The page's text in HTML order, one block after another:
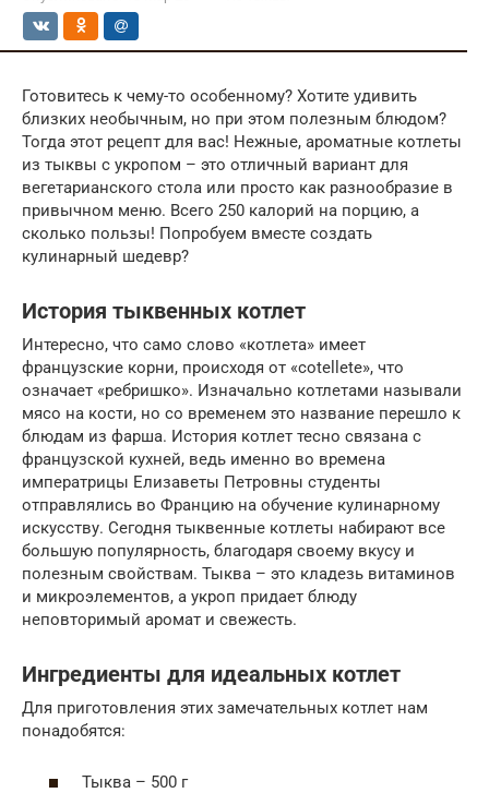
Готовитесь к чему-то особенному? Хотите удивить
близких необычным, но при этом полезным блюдом?
Тогда этот рецепт для вас! Нежные, ароматные котлеты
из тыквы с укропом – это отличный вариант для
вегетарианского стола или просто как разнообразие в
привычном меню. Всего 250 калорий на порцию, а
сколько пользы! Попробуем вместе создать
кулинарный шедевр?
История тыквенных котлет
Интересно, что само слово «котлета» имеет
французские корни, происходя от «cotellete», что
означает «ребришко». Изначально котлетами называли
мясо на кости, но со временем это название перешло к
блюдам из фарша. История котлет тесно связана с
французской кухней, ведь именно во времена
императрицы Елизаветы Петровны студенты
отправлялись во Францию на обучение кулинарному
искусству. Сегодня тыквенные котлеты набирают все
большую популярность, благодаря своему вкусу и
полезным свойствам. Тыква – это кладезь витаминов
и микроэлементов, а укроп придает блюду
неповторимый аромат и свежесть.
Ингредиенты для идеальных котлет
Для приготовления этих замечательных котлет нам
понадобятся:
Тыква – 500 г